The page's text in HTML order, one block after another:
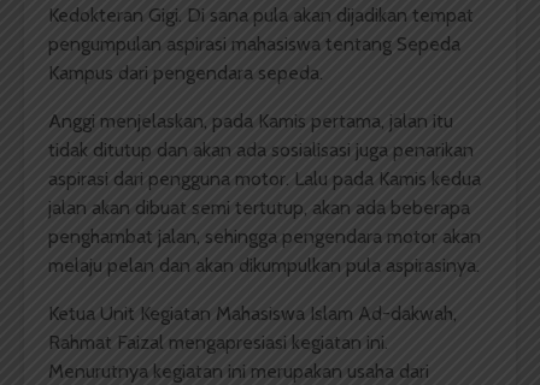
Kedokteran Gigi. Di sana pula akan dijadikan tempat
pengumpulan aspirasi mahasiswa tentang Sepeda
Kampus dari pengendara sepeda.
Anggi menjelaskan, pada Kamis pertama, jalan itu
tidak ditutup dan akan ada sosialisasi juga penarikan
aspirasi dari pengguna motor. Lalu pada Kamis kedua
jalan akan dibuat semi tertutup, akan ada beberapa
penghambat jalan, sehingga pengendara motor akan
melaju pelan dan akan dikumpulkan pula aspirasinya.
Ketua Unit Kegiatan Mahasiswa Islam Ad-dakwah,
Rahmat Faizal mengapresiasi kegiatan ini.
Menurutnya kegiatan ini merupakan usaha dari